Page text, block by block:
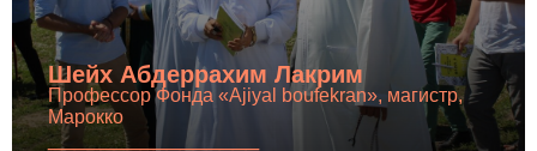
Шейх Абдеррахим Лакрим
Профессор Фонда «Аjiyal boufekran», магистр,
Марокко
________________